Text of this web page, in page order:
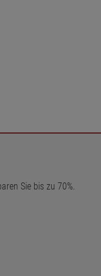
Sie bis zu 70%.